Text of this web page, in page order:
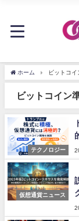
ホーム ビットコ
ビットコイン
テクノロジー
仮想通貨ニュース